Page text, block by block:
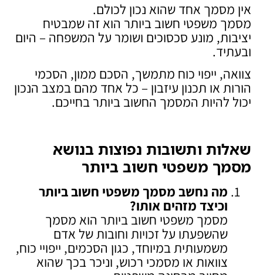
אין מסמך אחד שהוא נכון לכולם.
מסמך משפטי חשוב ביותר הוא זה שמבטיח
יציבות, מונע סכסוכים ושומר על המשפחה – היום
ובעתיד.
צוואה, ייפוי כוח מתמשך, הסכם ממון, הסכמי
הורות או תכנון עיזבון – כל אחד מהם במצב הנכון
יכול להיות המסמך החשוב ביותר בחייכם.
שאלות ותשובות נפוצות בנושא
מסמך משפטי חשוב ביותר
מה נחשב מסמך משפטי חשוב ביותר
וכיצד מזהים אותו?
מסמך משפטי חשוב ביותר הוא מסמך
שהשפעתו על זכויות וחובות של אדם
משמעותית במיוחד, כגון הסכמים, ייפויי כוח,
צוואות או מסמכי רכוש, וניכר בכך שהוא